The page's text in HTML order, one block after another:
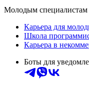
Молодым специалистам
Карьера для
Школа
Карьера в
Боты для